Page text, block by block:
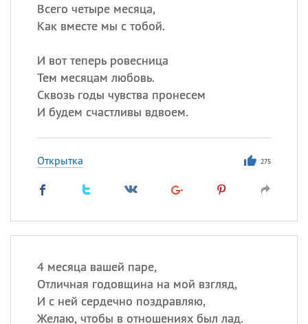
Всего четыре месяца,
Как вместе мы с тобой.
И вот теперь ровесница
Тем месяцам любовь.
Сквозь годы чувства пронесем
И будем счастливы вдвоем.
Открытка 275
4 месяца вашей паре,
Отличная годовщина на мой взгляд,
И с ней сердечно поздравляю,
Желаю, чтобы в отношениях был лад.